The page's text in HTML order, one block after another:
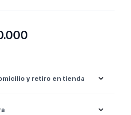
$790.000.
y retiro en tienda